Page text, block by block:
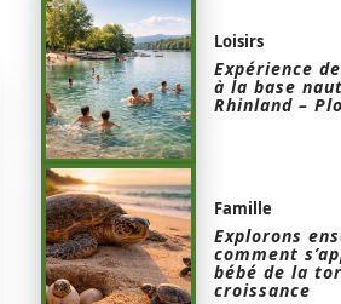
Loisirs
Expérience
à la base
Rhinland –
Famille
Explorons
comment
bébé de la
croissance